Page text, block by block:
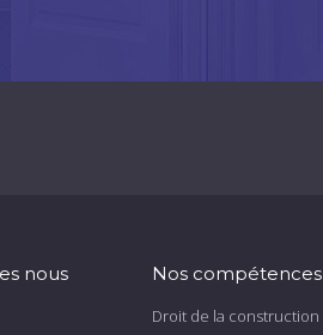
nous Nos compétences
Droit de la construction